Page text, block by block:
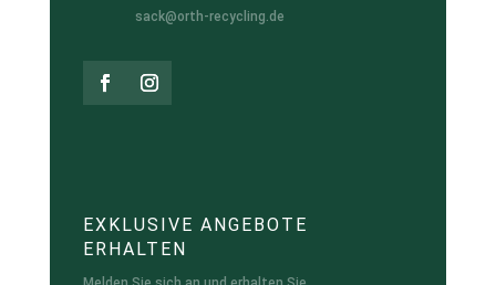
sack@orth-recycling.de
EXKLUSIVE ANGEBOTE
ERHALTEN